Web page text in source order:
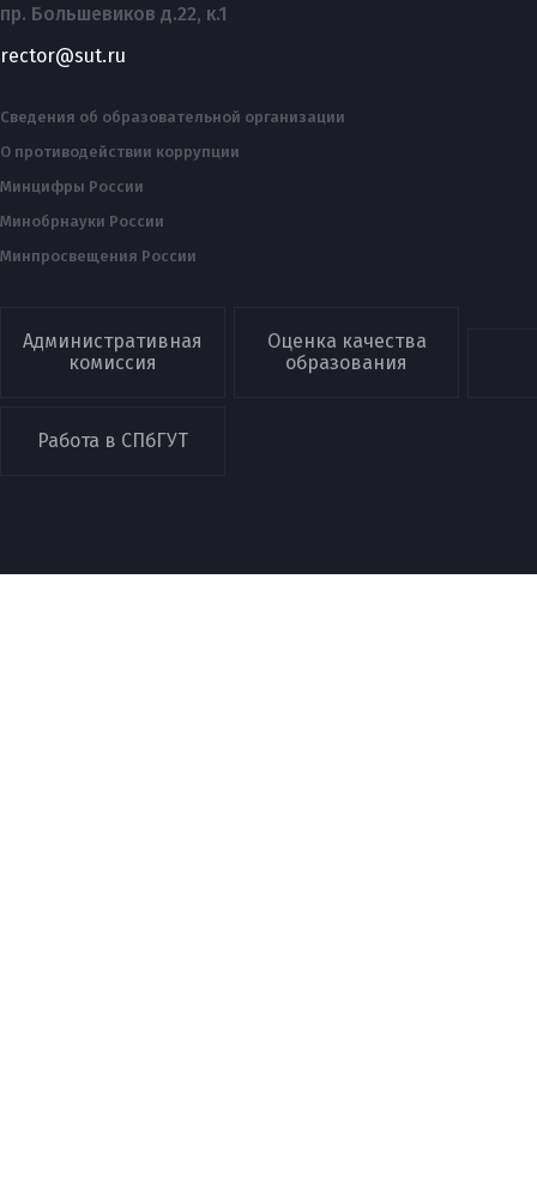
пр. Большевиков д.22, к.1
rector@sut.ru
Сведения об образовательной организации
О противодействии коррупции
Минцифры России
Минобрнауки России
Минпросвещения России
Административная
комиссия
Оценка качества
образования
Работа в СПбГУТ